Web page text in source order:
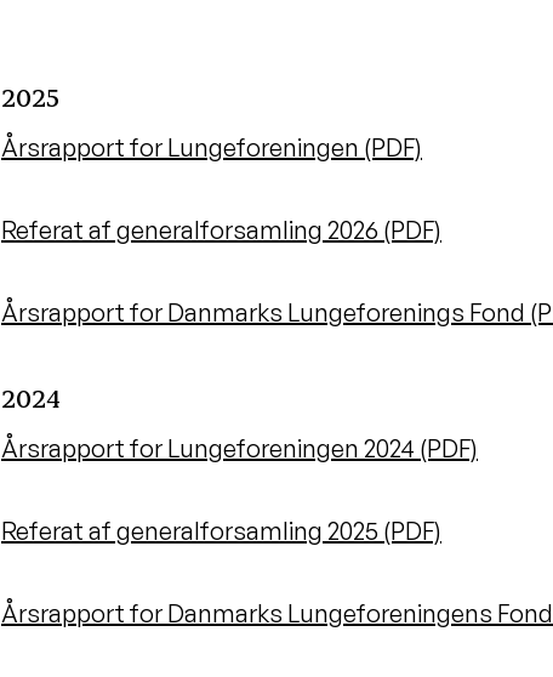
2025
Årsrapport for Lungeforeningen (PDF)
Referat af generalforsamling 2026 (PDF)
Årsrapport for Danmarks Lungeforenings Fond
2024
Årsrapport for Lungeforeningen 2024 (PDF)
Referat af generalforsamling 2025 (PDF)
Årsrapport for Danmarks Lungeforeningens Fond